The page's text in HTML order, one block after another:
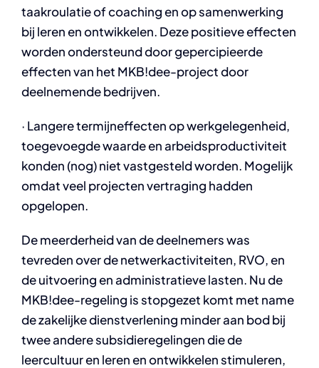
taakroulatie of coaching en op samenwerking
bij leren en ontwikkelen. Deze positieve effecten
worden ondersteund door gepercipieerde
effecten van het MKB!dee-project door
deelnemende bedrijven.
· Langere termijneffecten op werkgelegenheid,
toegevoegde waarde en arbeidsproductiviteit
konden (nog) niet vastgesteld worden. Mogelijk
omdat veel projecten vertraging hadden
opgelopen.
De meerderheid van de deelnemers was
tevreden over de netwerkactiviteiten, RVO, en
de uitvoering en administratieve lasten. Nu de
MKB!dee-regeling is stopgezet komt met name
de zakelijke dienstverlening minder aan bod bij
twee andere subsidieregelingen die de
leercultuur en leren en ontwikkelen stimuleren,